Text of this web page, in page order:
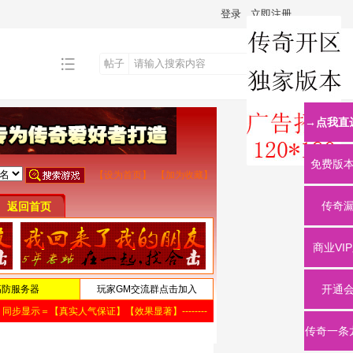
登录 立即注册
帖子
搜
索
→点我直
免费版
传奇
商业
开通
传奇一条